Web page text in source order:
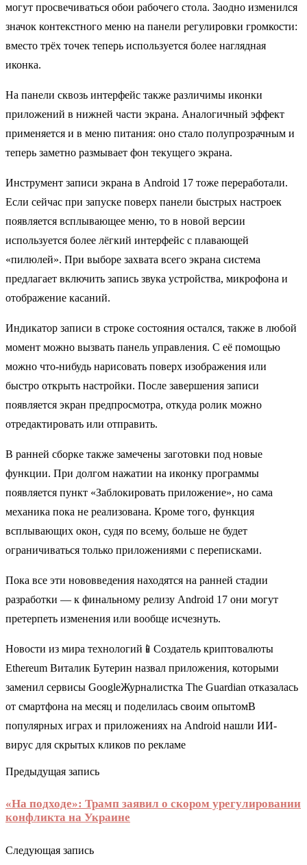
могут просвечиваться обои рабочего стола. Заодно изменился
значок контекстного меню на панели регулировки громкости:
вместо трёх точек теперь используется более наглядная
иконка.
На панели сквозь интерфейс также различимы иконки
приложений в нижней части экрана. Аналогичный эффект
применяется и в меню питания: оно стало полупрозрачным и
теперь заметно размывает фон текущего экрана.
Инструмент записи экрана в Android 17 тоже переработали.
Если сейчас при запуске поверх панели быстрых настроек
появляется всплывающее меню, то в новой версии
используется более лёгкий интерфейс с плавающей
«пилюлей». При выборе захвата всего экрана система
предлагает включить запись звука устройства, микрофона и
отображение касаний.
Индикатор записи в строке состояния остался, также в любой
момент можно вызвать панель управления. С её помощью
можно что-нибудь нарисовать поверх изображения или
быстро открыть настройки. После завершения записи
появляется экран предпросмотра, откуда ролик можно
отредактировать или отправить.
В ранней сборке также замечены заготовки под новые
функции. При долгом нажатии на иконку программы
появляется пункт «Заблокировать приложение», но сама
механика пока не реализована. Кроме того, функция
всплывающих окон, судя по всему, больше не будет
ограничиваться только приложениями с переписками.
Пока все эти нововведения находятся на ранней стадии
разработки — к финальному релизу Android 17 они могут
претерпеть изменения или вообще исчезнуть.
Новости из мира технологий📱Создатель криптовалюты
Ethereum Виталик Бутерин назвал приложения, которыми
заменил сервисы GoogleЖурналистка The Guardian отказалась
от смартфона на месяц и поделилась своим опытомВ
популярных играх и приложениях на Android нашли ИИ-
вирус для скрытых кликов по рекламе
Предыдущая запись
«На подходе»: Трамп заявил о скором урегулировании
конфликта на Украине
Следующая запись